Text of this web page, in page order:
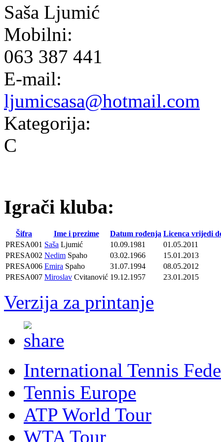
Saša Ljumić
Mobilni:
063 387 441
E-mail:
ljumicsasa@hotmail.com
Kategorija:
C
Igrači kluba:
Šifra Ime i prezime Datum rođenja Licenca vrijedi
PRESA001 Saša Ljumić 10.09.1981
01.05.2011
PRESA002 Nedim Spaho 03.02.1966
15.01.2013
PRESA006 Emira Spaho 31.07.1994
08.05.2012
PRESA007 Miroslav Cvitanović 19.12.1957 23.01.2015
Verzija za printanje
International Tennis
Tennis Europe
ATP World Tour
WTA Tour